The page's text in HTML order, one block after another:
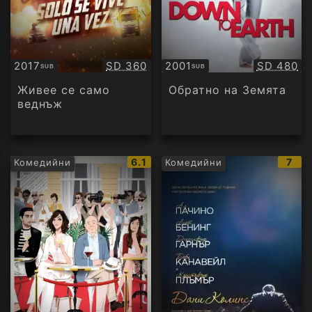
2017SUB
Субтитри Качество:
SD 360
Живее се само
веднъж
2001 SUB
Субтитри SD 480
Обратно на Земята
Комедийни
IMDb
рейтинг:
6.1 Комедийни 7